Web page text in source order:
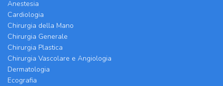
Anestesia
Cardiologia
Chirurgia della Mano
Chirurgia Generale
Chirurgia Plastica
Chirurgia Vascolare e Angiologia
Dermatologia
Ecografia